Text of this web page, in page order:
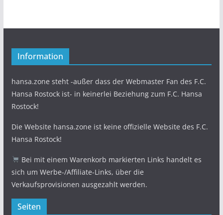
Information
hansa.zone steht -außer dass der Webmaster Fan des F.C.
Hansa Rostock ist- in keinerlei Beziehung zum F.C. Hansa
Rostock!
Die Website hansa.zone ist keine offizielle Website des F.C.
Hansa Rostock!
Bei mit einem Warenkorb markierten Links handelt es
sich um Werbe-/Affiliate-Links, über die
Verkaufsprovisionen ausgezahlt werden.
Seiten